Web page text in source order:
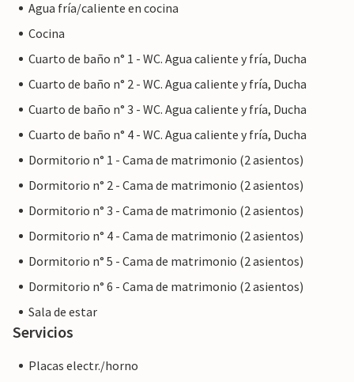
Agua fría/caliente en cocina
Cocina
Cuarto de baño n° 1 - WC. Agua caliente y fría, Ducha
Cuarto de baño n° 2 - WC. Agua caliente y fría, Ducha
Cuarto de baño n° 3 - WC. Agua caliente y fría, Ducha
Cuarto de baño n° 4 - WC. Agua caliente y fría, Ducha
Dormitorio n° 1 - Cama de matrimonio (2 asientos)
Dormitorio n° 2 - Cama de matrimonio (2 asientos)
Dormitorio n° 3 - Cama de matrimonio (2 asientos)
Dormitorio n° 4 - Cama de matrimonio (2 asientos)
Dormitorio n° 5 - Cama de matrimonio (2 asientos)
Dormitorio n° 6 - Cama de matrimonio (2 asientos)
Sala de estar
Servicios
Placas electr./horno